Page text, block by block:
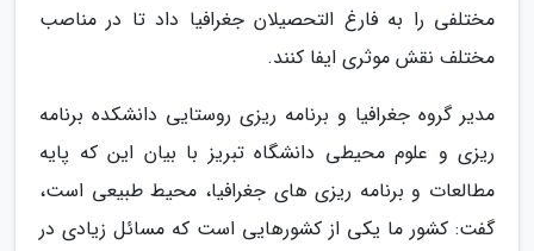
مختلفی را به فارغ التحصیلان جغرافیا داد تا در مناصب
مختلف نقش موثری ایفا کنند.
مدیر گروه جغرافیا و برنامه ریزی روستایی دانشکده برنامه
ریزی و علوم محیطی دانشگاه تبریز با بیان این که پایه
مطالعات و برنامه ریزی های جغرافیا، محیط طبیعی است،
گفت: کشور ما یکی از کشورهایی است که مسائل زیادی در